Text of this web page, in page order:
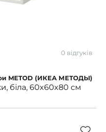
0 відгуків
METOD (ИКЕА МЕТОДЫ)
біла, 60x60x80 см